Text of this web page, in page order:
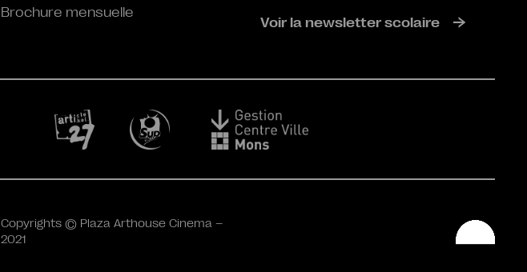
Brochure mensuelle
Voir la newsletter scolaire
Copyrights © Plaza Arthouse Cinema –
2021